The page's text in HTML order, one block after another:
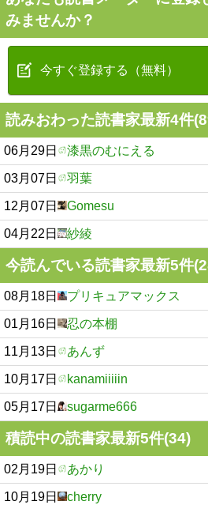
みませんか？
今すぐ登録する（無料）
読みおわった読書家最新4件
06月29日 漆黒のむにえる
03月07日 羽葉
12月07日 Gomesu
04月22日 紗綾
今読んでいる読書家最新5件
08月18日 プリキュアマックス
01月16日 忍の本棚
11月13日 あんず
10月17日 kanamiiiiin
05月17日 sugarme666
積読中の読書家最新5件(34)
02月19日 あかり
10月19日 cherry